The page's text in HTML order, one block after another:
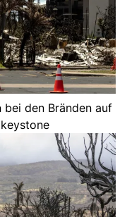
bei den Bränden auf